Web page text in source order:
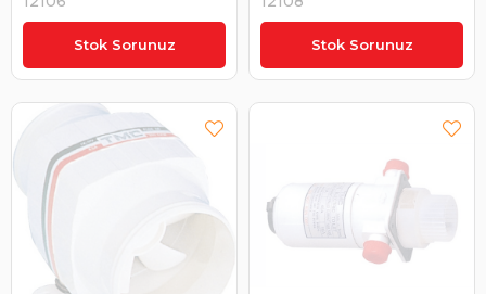
Stok Sorunuz
₺2.027,75 Stok Sorunuz
₺2.838,85